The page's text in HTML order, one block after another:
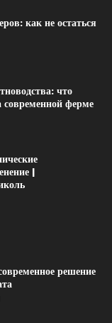
как не остаться
что
современной ферме
|
решение